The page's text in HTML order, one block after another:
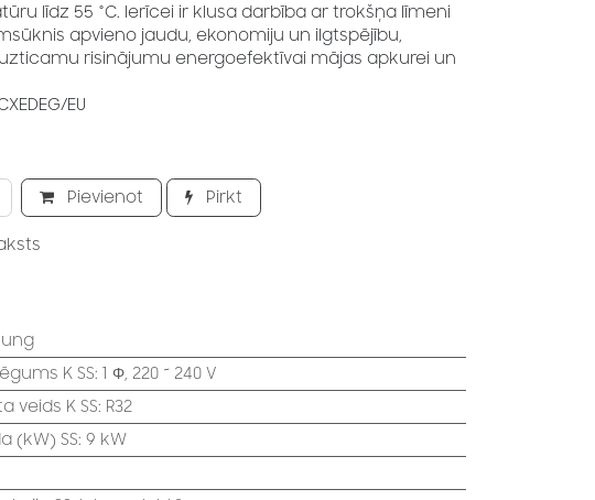
līdz 55 °C. Ierīcei ir klusa darbība ar trokšņa līmeni
apvieno jaudu, ekonomiju un ilgtspējību,
risinājumu energoefektīvai mājas apkurei un
EU
Pievienot Pirkt
K SS: 1 Φ, 220 ~ 240 V
veids K SS: R32
(kW) SS: 9 kW